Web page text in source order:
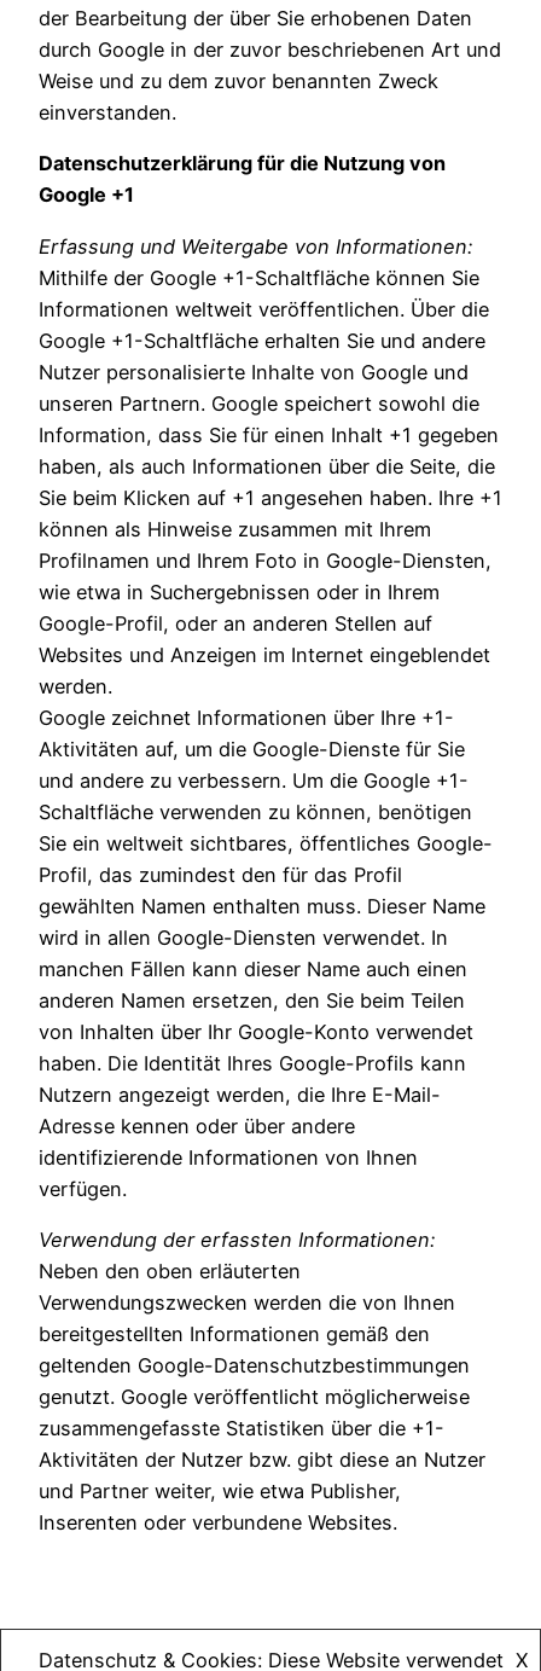
der Bearbeitung der über Sie erhobenen Daten
durch Google in der zuvor beschriebenen Art und
Weise und zu dem zuvor benannten Zweck
einverstanden.
Datenschutzerklärung für die Nutzung von
Google +1
Erfassung und Weitergabe von Informationen:
Mithilfe der Google +1-Schaltfläche können Sie
Informationen weltweit veröffentlichen. Über die
Google +1-Schaltfläche erhalten Sie und andere
Nutzer personalisierte Inhalte von Google und
unseren Partnern. Google speichert sowohl die
Information, dass Sie für einen Inhalt +1 gegeben
haben, als auch Informationen über die Seite, die
Sie beim Klicken auf +1 angesehen haben. Ihre +1
können als Hinweise zusammen mit Ihrem
Profilnamen und Ihrem Foto in Google-Diensten,
wie etwa in Suchergebnissen oder in Ihrem
Google-Profil, oder an anderen Stellen auf
Websites und Anzeigen im Internet eingeblendet
werden.
Google zeichnet Informationen über Ihre +1-
Aktivitäten auf, um die Google-Dienste für Sie
und andere zu verbessern. Um die Google +1-
Schaltfläche verwenden zu können, benötigen
Sie ein weltweit sichtbares, öffentliches Google-
Profil, das zumindest den für das Profil
gewählten Namen enthalten muss. Dieser Name
wird in allen Google-Diensten verwendet. In
manchen Fällen kann dieser Name auch einen
anderen Namen ersetzen, den Sie beim Teilen
von Inhalten über Ihr Google-Konto verwendet
haben. Die Identität Ihres Google-Profils kann
Nutzern angezeigt werden, die Ihre E-Mail-
Adresse kennen oder über andere
identifizierende Informationen von Ihnen
verfügen.
Verwendung der erfassten Informationen:
Neben den oben erläuterten
Verwendungszwecken werden die von Ihnen
bereitgestellten Informationen gemäß den
geltenden Google-Datenschutzbestimmungen
genutzt. Google veröffentlicht möglicherweise
zusammengefasste Statistiken über die +1-
Aktivitäten der Nutzer bzw. gibt diese an Nutzer
und Partner weiter, wie etwa Publisher,
Inserenten oder verbundene Websites.
Datenschutz & Cookies: Diese Website verwendet X